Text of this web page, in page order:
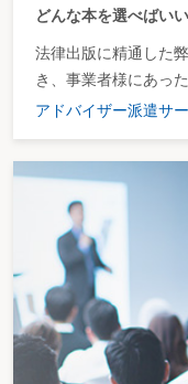
どんな本を選べばい
法律出版に精通した
き、事業者様にあっ
アドバイザー派遣サ